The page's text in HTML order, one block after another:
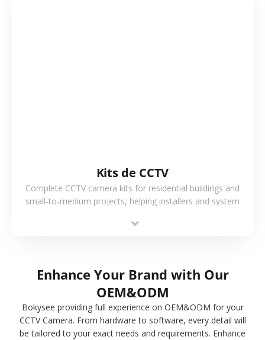
Kits de CCTV
Complete CCTV camera kits for residential buildings and
small-to-medium projects, helping installers and system
Enhance Your Brand with Our
OEM&ODM
Bokysee providing full experience on OEM&ODM for your
CCTV Camera. From hardware to software, every detail will
be tailored to your exact needs and requirements. Enhance